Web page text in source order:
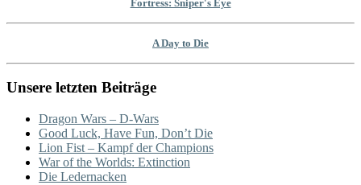
Fortress: Sniper's Eye
A Day to Die
Unsere letzten Beiträge
Dragon Wars – D-Wars
Good Luck, Have Fun, Don’t Die
Lion Fist – Kampf der Champions
War of the Worlds: Extinction
Die Ledernacken